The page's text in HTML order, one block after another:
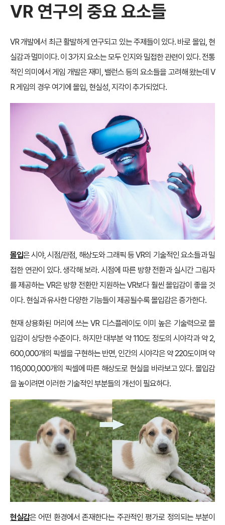
VR 연구의 중요 요소들
VR 개발에서 최근 활발하게 연구되고 있는 주제들이 있다. 바로 몰입, 현
실감과 멀미이다. 이 3가지 요소는 모두 인지와 밀접한 관련이 있다. 전통
적인 의미에서 게임 개발은 재미, 밸런스 등의 요소들을 고려해 왔는데 V
R 게임의 경우 여기에 몰입, 현실성, 지각이 추가되었다.
몰입은 시야, 시점/관점, 해상도와 그래픽 등 VR의 기술적인 요소들과 밀
접한 연관이 있다. 생각해 보라. 시점에 따른 방향 전환과 실시간 그림자
를 제공하는 VR은 방향 전환만 지원하는 VR보다 훨씬 몰입감이 좋을 것
이다. 현실과 유사한 다양한 기능들이 제공될수록 몰입감은 증가한다.
현재 상용화된 머리에 쓰는 VR 디스플레이도 이미 높은 기술력으로 몰
입감이 상당한 수준이다. 하지만 대부분 약 110도 정도의 시야각과 약 2,
600,000개의 픽셀을 구현하는 반면, 인간의 시야각은 약 220도이며 약
116,000,000개의 픽셀에 따른 해상도로 현실을 바라보고 있다. 몰입감
을 높이려면 이러한 기술적인 부분들의 개선이 필요하다.
현실감은 어떤 환경에서 존재한다는 주관적인 평가로 정의되는 부분이